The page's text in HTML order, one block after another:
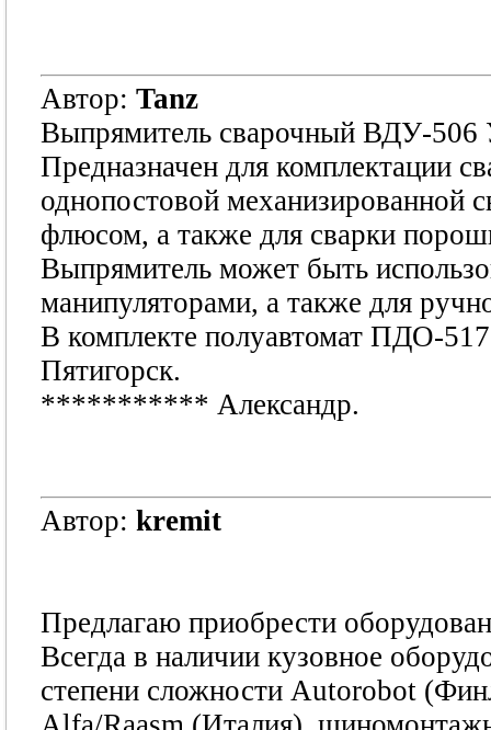
Автор: Tanz
Выпрямитель сварочный ВДУ-506
Предназначен для комплектации
однопостовой механизированной
флюсом, а также для сварки
Выпрямитель может быть
манипуляторами, а также для
В комплекте полуавтомат ПДО-
Пятигорск.
*********** Александр.
Автор: kremit
Предлагаю приобрести
Всегда в наличии кузовное
степени сложности Autorobot